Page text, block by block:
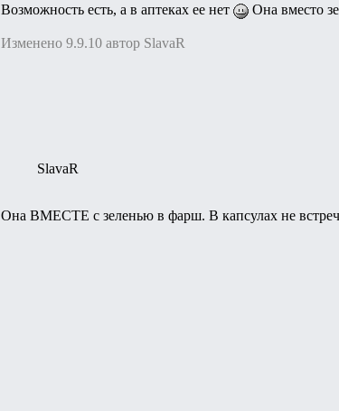
Возможность есть, а в аптеках ее нет Она вместо
Изменено 9.9.10 автор SlavaR
SlavaR
Она ВМЕСТЕ с зеленью в фарш. В капсулах не